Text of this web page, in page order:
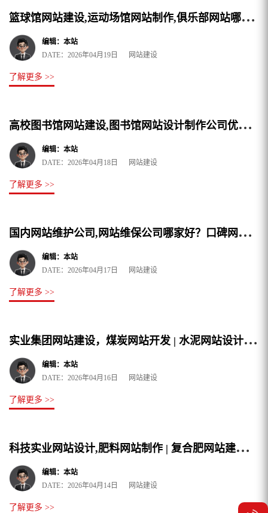
篮
球馆网站建设,运动场馆网站制作,俱乐部网站哪家好?推荐夜猫网络
编辑：本站
DATE：2026年04月19日 网站建设
了解更多 >>
高
校图书馆网站建设,图书馆网站设计制作公司优选夜猫网络
编辑：本站
DATE：2026年04月18日 网站建设
了解更多 >>
国
内网站维护公司,网站维保公司哪家好？口碑网站技术维护推荐夜猫网络
编辑：本站
DATE：2026年04月17日 网站建设
了解更多 >>
实
业集团网站建设，煤炭网站开发 | 水泥网站设计制作公司哪家好？
编辑：本站
DATE：2026年04月16日 网站建设
了解更多 >>
科
技实业网站设计,肥料网站制作 | 复合肥网站建设哪家做的比较好？
编辑：本站
DATE：2026年04月14日 网站建设
了解更多 >>